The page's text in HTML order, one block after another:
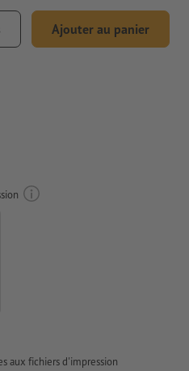
Ajouter au panier
aux fichiers d'impression